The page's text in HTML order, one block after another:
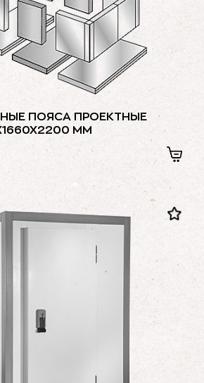
ПОЯСА ПРОЕКТНЫЕ
ММ